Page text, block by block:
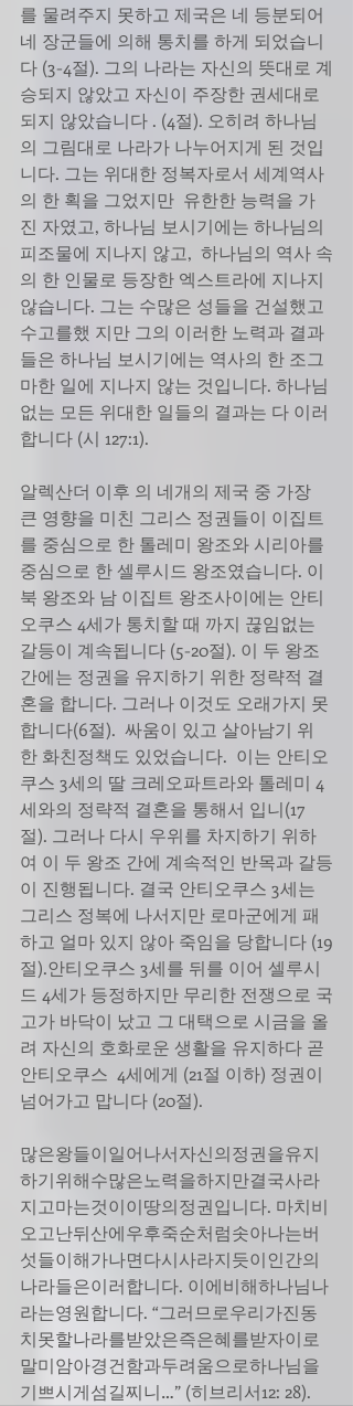
를 물려주지 못하고 제국은 네 등분되어
네 장군들에 의해 통치를 하게 되었습니
다 (3-4절). 그의 나라는 자신의 뜻대로 계
승되지 않았고 자신이 주장한 권세대로
되지 않았습니다 . (4절). 오히려 하나님
의 그림대로 나라가 나누어지게 된 것입
니다. 그는 위대한 정복자로서 세계역사
의 한 획을 그었지만  유한한 능력을 가
진 자였고, 하나님 보시기에는 하나님의
피조물에 지나지 않고,  하나님의 역사 속
의 한 인물로 등장한 엑스트라에 지나지
않습니다. 그는 수많은 성들을 건설했고
수고를했 지만 그의 이러한 노력과 결과
들은 하나님 보시기에는 역사의 한 조그
마한 일에 지나지 않는 것입니다. 하나님
없는 모든 위대한 일들의 결과는 다 이러
합니다 (시 127:1).
알렉산더 이후 의 네개의 제국 중 가장
큰 영향을 미친 그리스 정권들이 이집트
를 중심으로 한 톨레미 왕조와 시리아를
중심으로 한 셀루시드 왕조였습니다. 이
북 왕조와 남 이집트 왕조사이에는 안티
오쿠스 4세가 통치할 때 까지 끊임없는
갈등이 계속됩니다 (5-20절). 이 두 왕조
간에는 정권을 유지하기 위한 정략적 결
혼을 합니다. 그러나 이것도 오래가지 못
합니다(6절).  싸움이 있고 살아남기 위
한 화친정책도 있었습니다.  이는 안티오
쿠스 3세의 딸 크레오파트라와 톨레미 4
세와의 정략적 결혼을 통해서 입니(17
절). 그러나 다시 우위를 차지하기 위하
여 이 두 왕조 간에 계속적인 반목과 갈등
이 진행됩니다. 결국 안티오쿠스 3세는
그리스 정복에 나서지만 로마군에게 패
하고 얼마 있지 않아 죽임을 당합니다 (19
절).안티오쿠스 3세를 뒤를 이어 셀루시
드 4세가 등정하지만 무리한 전쟁으로 국
고가 바닥이 났고 그 대택으로 시금을 올
려 자신의 호화로운 생활을 유지하다 곧
안티오쿠스  4세에게 (21절 이하) 정권이
넘어가고 맙니다 (20절).
많은왕들이일어나서자신의정권을유지
하기위해수많은노력을하지만결국사라
지고마는것이이땅의정권입니다. 마치비
오고난뒤산에우후죽순처럼솟아나는버
섯들이해가나면다시사라지듯이인간의
나라들은이러합니다. 이에비해하나님나
라는영원합니다. “그러므로우리가진동
치못할나라를받았은즉은혜를받자이로
말미암아경건함과두려움으로하나님을
기쁘시게섬길찌니…” (히브리서12: 28).